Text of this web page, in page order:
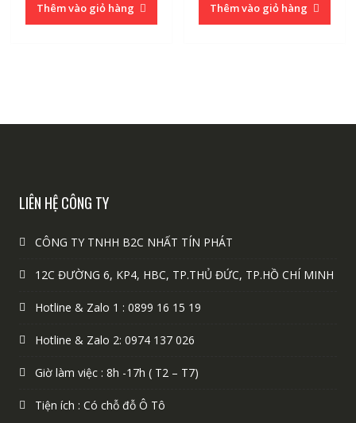
3.480.000 ₫.
Thêm vào giỏ hàng
9.480.000 ₫.
Thêm vào giỏ hàng
LIÊN HỆ CÔNG TY
CÔNG TY TNHH B2C NHẤT TÍN PHÁT
12C ĐƯỜNG 6, KP4, HBC, TP.THỦ ĐỨC, TP.HỒ CHÍ MINH
Hotline & Zalo 1 : 0899 16 15 19
Hotline & Zalo 2: 0974 137 026
Giờ làm việc : 8h -17h ( T2 – T7)
Tiện ích : Có chỗ đỗ Ô Tô